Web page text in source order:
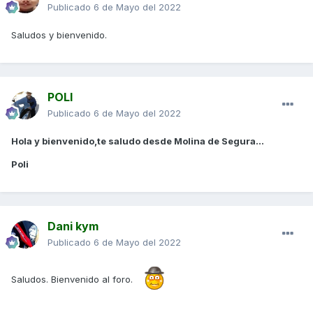
Publicado 6 de Mayo del 2022
Saludos y bienvenido.
POLI
Publicado 6 de Mayo del 2022
Hola y bienvenido,te saludo desde Molina de Segura...
Poli
Dani kym
Publicado 6 de Mayo del 2022
Saludos. Bienvenido al foro.